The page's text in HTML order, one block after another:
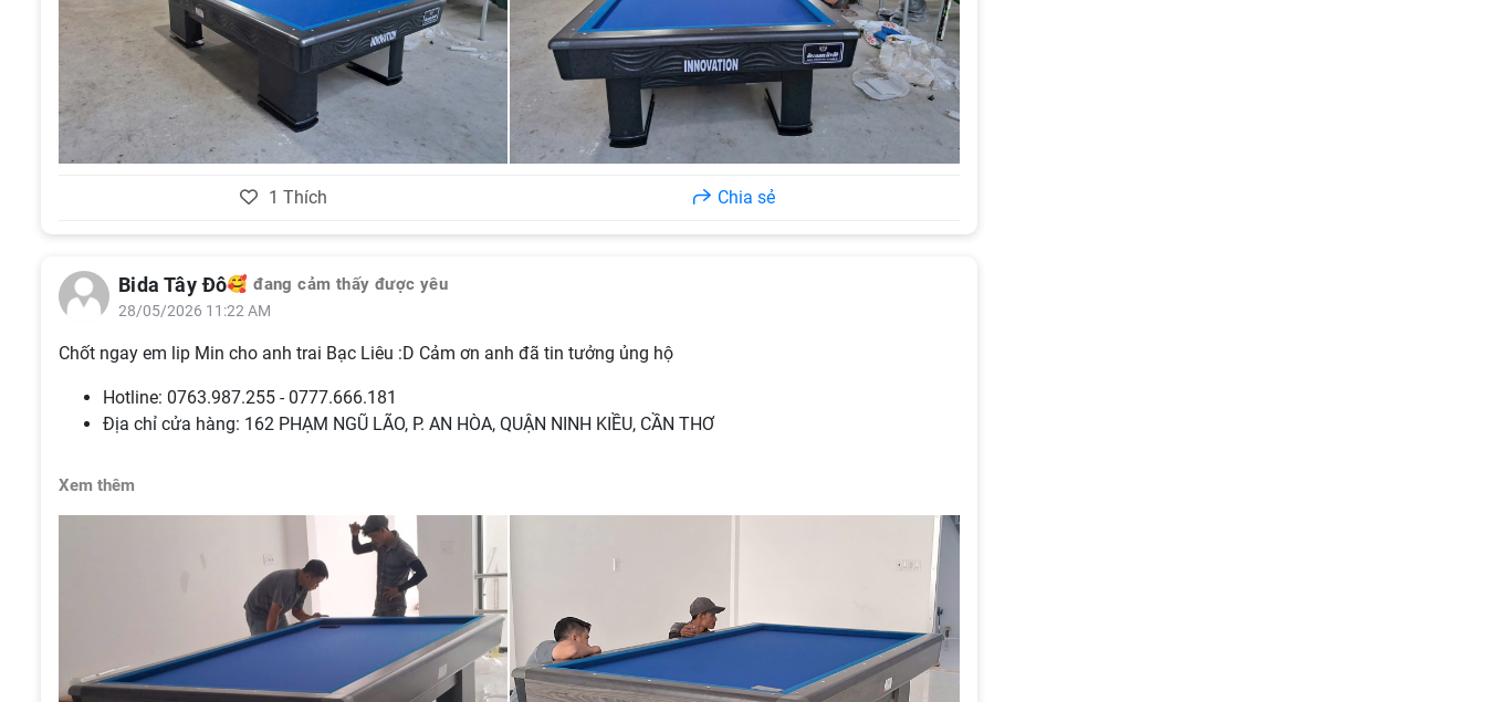
1 Thích Chia sẻ
Bida Tây Đô🥰 đang cảm thấy được yêu
28/05/2026 11:22 AM
Chốt ngay em lip Min cho anh trai Bạc Liêu :D Cảm ơn anh đã tin tưởng ủng hộ
Hotline: 0763.987.255 - 0777.666.181
Địa chỉ cửa hàng: 162 PHẠM NGŨ LÃO, P. AN HÒA, QUẬN NINH KIỀU, CẦN THƠ
Xem thêm